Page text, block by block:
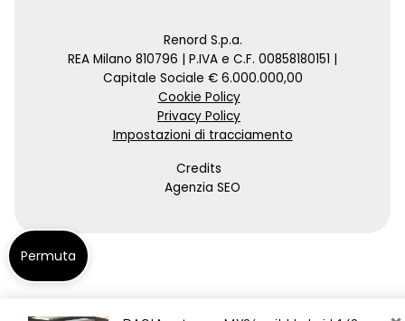
Renord S.p.a.
REA Milano 810796 | P.IVA e C.F. 00858180151 |
Capitale Sociale € 6.000.000,00
Cookie Policy
Privacy Policy
Impostazioni di tracciamento
Credits
Agenzia SEO
Permuta